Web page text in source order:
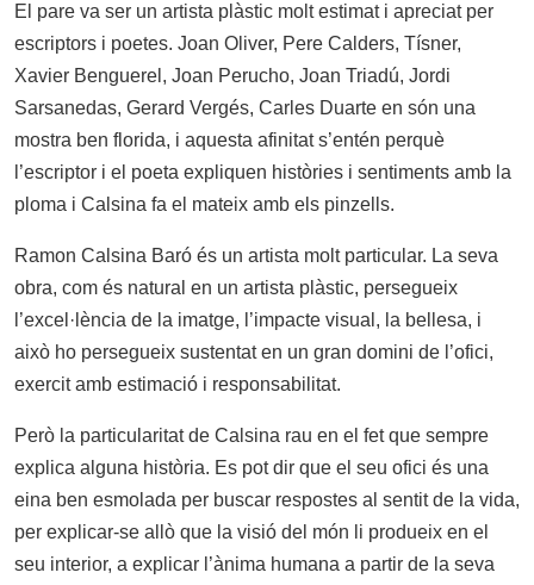
El pare va ser un artista plàstic molt estimat i apreciat per
escriptors i poetes. Joan Oliver, Pere Calders, Tísner,
Xavier Benguerel, Joan Perucho, Joan Triadú, Jordi
Sarsanedas, Gerard Vergés, Carles Duarte en són una
mostra ben florida, i aquesta afinitat s’entén perquè
l’escriptor i el poeta expliquen històries i sentiments amb la
ploma i Calsina fa el mateix amb els pinzells.
Ramon Calsina Baró és un artista molt particular. La seva
obra, com és natural en un artista plàstic, persegueix
l’excel·lència de la imatge, l’impacte visual, la bellesa, i
això ho persegueix sustentat en un gran domini de l’ofici,
exercit amb estimació i responsabilitat.
Però la particularitat de Calsina rau en el fet que sempre
explica alguna història. Es pot dir que el seu ofici és una
eina ben esmolada per buscar respostes al sentit de la vida,
per explicar-se allò que la visió del món li produeix en el
seu interior, a explicar l’ànima humana a partir de la seva